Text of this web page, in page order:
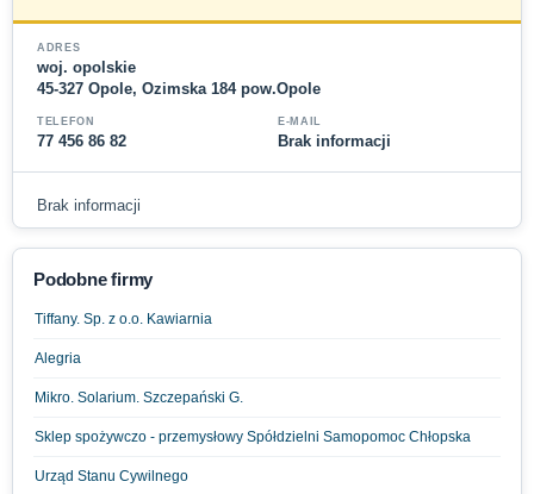
ADRES
woj. opolskie
45-327 Opole, Ozimska 184 pow.Opole
TELEFON
77 456 86 82
E-MAIL
Brak informacji
Brak informacji
Podobne firmy
Tiffany. Sp. z o.o. Kawiarnia
Alegria
Mikro. Solarium. Szczepański G.
Sklep spożywczo - przemysłowy Spółdzielni Samopomoc Chłopska
Urząd Stanu Cywilnego